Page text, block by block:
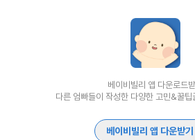
베이비빌리 앱 다운로드
다른 엄빠들이 작성한 다양한 고민&꿀
베이비빌리 앱 다운받기